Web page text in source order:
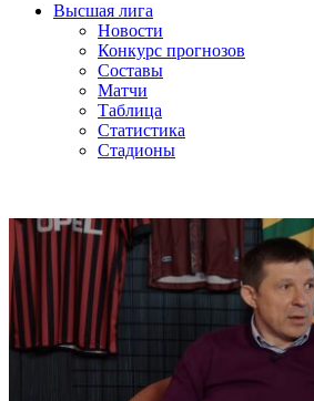
Высшая лига
Новости
Конкурс прогнозов
Составы
Матчи
Таблица
Статистика
Стадионы